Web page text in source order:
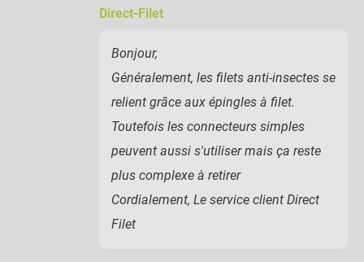
Direct-Filet
Bonjour,
Généralement, les filets anti-insectes se
relient grâce aux épingles à filet.
Toutefois les connecteurs simples
peuvent aussi s'utiliser mais ça reste
plus complexe à retirer
Cordialement, Le service client Direct
Filet